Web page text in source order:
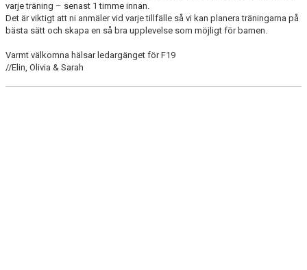
varje träning – senast 1 timme innan.
Det är viktigt att ni anmäler vid varje tillfälle så vi kan planera träningarna på
bästa sätt och skapa en så bra upplevelse som möjligt för barnen.
Varmt välkomna hälsar ledargänget för F19
//Elin, Olivia & Sarah